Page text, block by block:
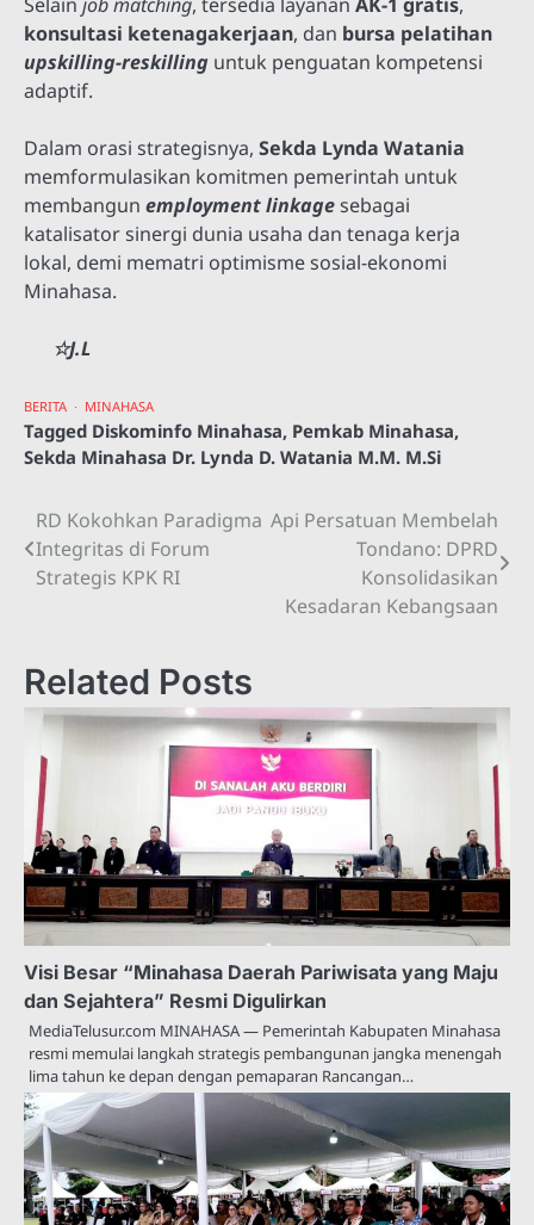
konsultasi ketenagakerjaan, dan bursa pelatihan
upskilling-reskilling untuk penguatan kompetensi
adaptif.
Dalam orasi strategisnya, Sekda Lynda Watania
memformulasikan komitmen pemerintah untuk
membangun employment linkagesebagai
katalisator sinergi dunia usaha dan tenaga kerja
lokal, demi mematri optimisme sosial-ekonomi
Minahasa.
☆J.L
BERITA MINAHASA
Tagged Diskominfo Minahasa, Pemkab Minahasa,
Sekda Minahasa Dr. Lynda D. Watania M.M. M.Si
Navigasi
pos
RD Kokohkan Paradigma
Integritas di Forum
Strategis KPK RI
Api Persatuan Membelah
Tondano: DPRD
Konsolidasikan
Kesadaran Kebangsaan
Related Posts
Visi Besar “Minahasa Daerah Pariwisata yang Maju
dan Sejahtera” Resmi Digulirkan
MediaTelusur.com MINAHASA — Pemerintah Kabupaten Minahasa
resmi memulai langkah strategis pembangunan jangka menengah
lima tahun ke depan dengan pemaparan Rancangan…